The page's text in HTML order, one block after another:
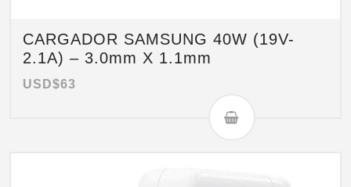
CARGADOR SAMSUNG 40W (19V-
2.1A) – 3.0mm X 1.1mm
USD$63